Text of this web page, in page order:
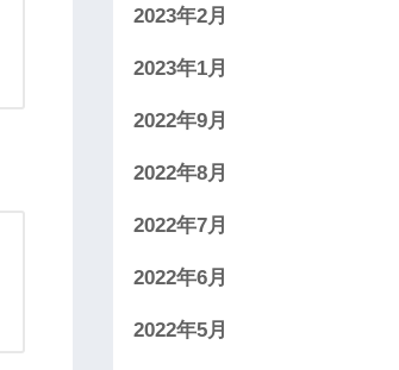
2023年2月
2023年1月
2022年9月
2022年8月
2022年7月
2022年6月
2022年5月